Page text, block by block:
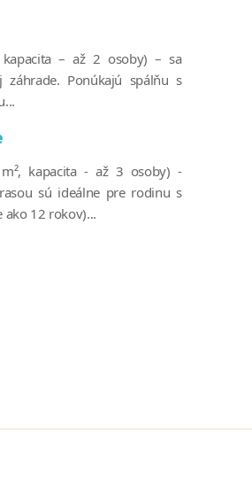
– až 2 osoby) – sa
záhrade. Ponúkajú spálňu s
kapacita - až 3 osoby) -
sú ideálne pre rodinu s
ako 12 rokov)...